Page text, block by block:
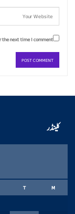
the next time I comment.
کلینڈر
M
T